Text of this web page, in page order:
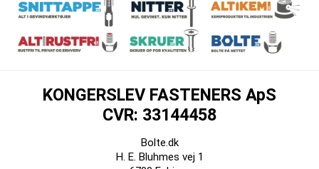
KONGERSLEV FASTENERS ApS
CVR: 33144458
Bolte.dk
H. E. Bluhmes vej 1